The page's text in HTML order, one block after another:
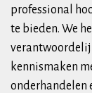
professional
te bieden. We
kennismaken
onderhandelen